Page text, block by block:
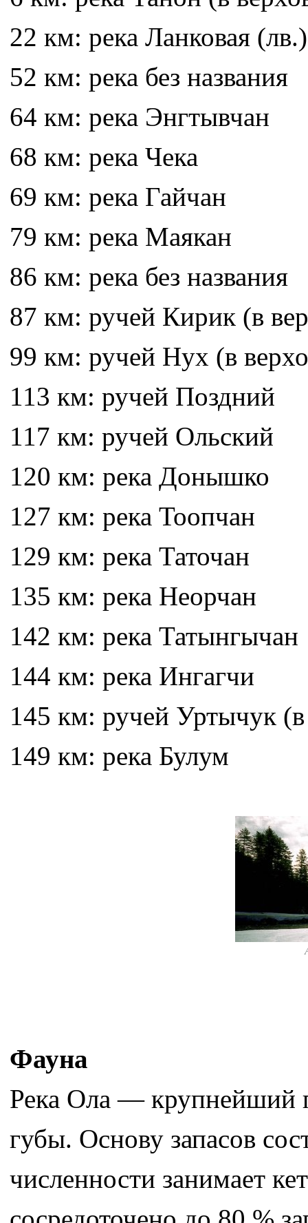
22 км: река Ланковая (лв.)
52 км: река без названия
64 км: река Энгтывчан
68 км: река Чека
69 км: река Гайчан
79 км: река Маякан
86 км: река без названия
87 км: ручей Кирик (в
99 км: ручей Нух (в
113 км: ручей Поздний
117 км: ручей Ольский
120 км: река Донышко
127 км: река Тоопчан
129 км: река Таточан
135 км: река Неорчан
142 км: река Татынгычан
144 км: река Ингагчи
145 км: ручей Уртычук
149 км: река Булум
Фауна
Река Ола — крупнейший
губы. Основу запасов
численности занимает